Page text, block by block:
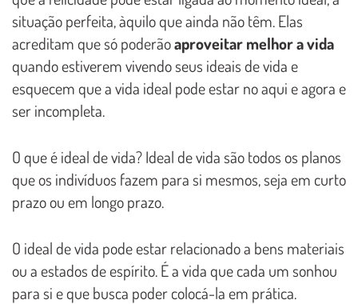
situação perfeita, àquilo que ainda não têm. Elas
acreditam que só poderãoaproveitar melhor a vida
quando estiverem vivendo seus ideais de vida e
esquecem que a vida ideal pode estar no aqui e agora e
ser incompleta.
O que é ideal de vida? Ideal de vida são todos os planos
que os indivíduos fazem para si mesmos, seja em curto
prazo ou em longo prazo.
O ideal de vida pode estar relacionado a bens materiais
ou a estados de espírito. É a vida que cada um sonhou
para si e que busca poder colocá-la em prática.